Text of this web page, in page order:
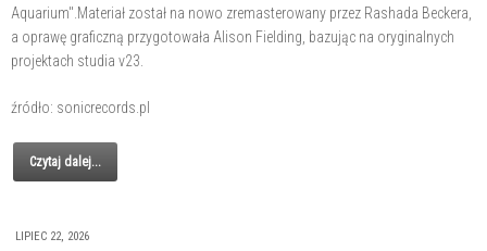
Aquarium".Materiał został na nowo zremasterowany przez Rashada Beckera,
a oprawę graficzną przygotowała Alison Fielding, bazując na oryginalnych
projektach studia v23.
źródło: sonicrecords.pl
Czytaj dalej...
LIPIEC 22, 2026